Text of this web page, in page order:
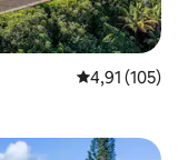
Gemiddelde
4,91 (105)